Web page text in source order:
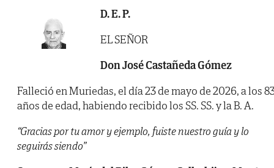
D. E. P.
EL SEÑOR
Don José Castañeda Gómez
Falleció en Muriedas, el día 23 de mayo de 2026, a los
años de edad, habiendo recibido los SS. SS. y la B. A.
“Gracias por tu amor y ejemplo, fuiste nuestro guía y lo
seguirás siendo”